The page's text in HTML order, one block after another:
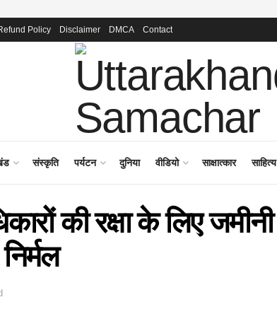
Policy Disclaimer DMCA Contact
संस्कृति पर्यटन दुनिया वीडियो साक्षात्कार साहित्य
की रक्षा के लिए जमीनी